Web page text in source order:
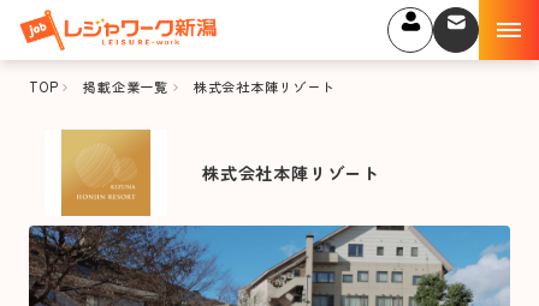
TOP 掲載企業一覧 株式会社本陣リゾート
株式会社本陣リゾート